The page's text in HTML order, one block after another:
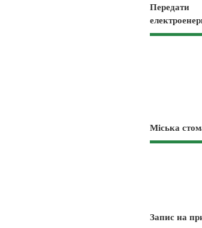
Передати
Міська
Запис на